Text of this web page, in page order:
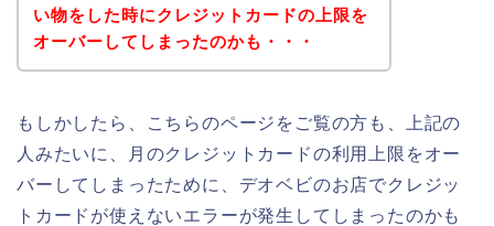
い物をした時にクレジットカードの上限を
オーバーしてしまったのかも・・・
もしかしたら、こちらのページをご覧の方も、上記の
人みたいに、月のクレジットカードの利用上限をオー
バーしてしまったために、デオベビのお店でクレジッ
トカードが使えないエラーが発生してしまったのかも